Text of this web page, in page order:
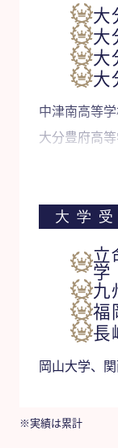
大
大
大
大
中津南高等
大分豊府高
別府鶴見丘
大学受
立
学
九
福
長
岡山大学、
※実績は累計